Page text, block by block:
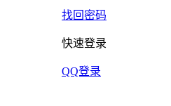
找回密码
快速登录
QQ登录